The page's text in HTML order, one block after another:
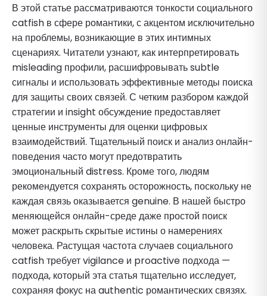
В этой статье рассматриваются тонкости социального
catfish в сфере романтики, с акцентом исключительно
на проблемы, возникающие в этих интимных
сценариях. Читатели узнают, как интерпретировать
misleading профили, расшифровывать subtle
сигналы и использовать эффективные методы поиска
для защиты своих связей. С четким разбором каждой
стратегии и insight обсуждение предоставляет
ценные инструменты для оценки цифровых
взаимодействий. Тщательный поиск и анализ онлайн-
поведения часто могут предотвратить
эмоциональный distress. Кроме того, людям
рекомендуется сохранять осторожность, поскольку не
каждая связь оказывается genuine. В нашей быстро
меняющейся онлайн-среде даже простой поиск
может раскрыть скрытые истины о намерениях
человека. Растущая частота случаев социального
catfish требует vigilance и proactive подхода —
подхода, который эта статья тщательно исследует,
сохраняя фокус на authentic романтических связях.